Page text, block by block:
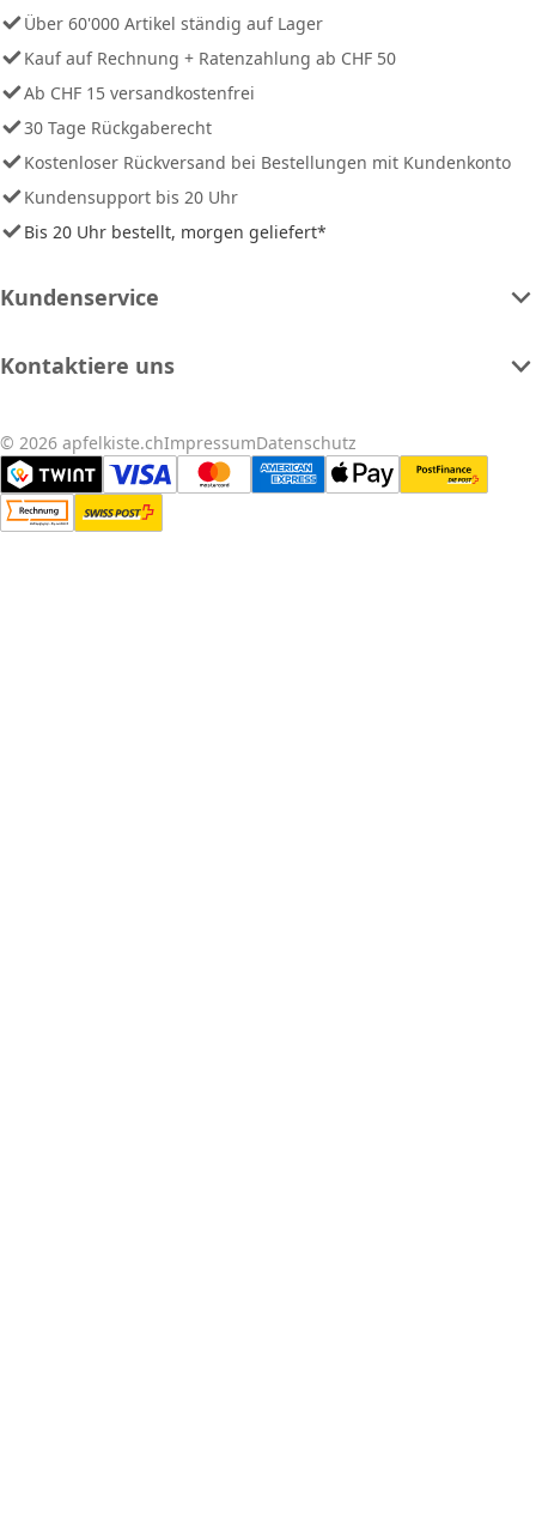
Über 60'000 Artikel ständig auf Lager
Kauf auf Rechnung + Ratenzahlung ab CHF 50
Ab CHF 15 versandkostenfrei
30 Tage Rückgaberecht
Kostenloser Rückversand bei Bestellungen mit Kundenkonto
Kundensupport bis 20 Uhr
Bis 20 Uhr bestellt, morgen geliefert*
Kundenservice
Kontaktiere uns
© 2026 apfelkiste.chImpressumDatenschutz